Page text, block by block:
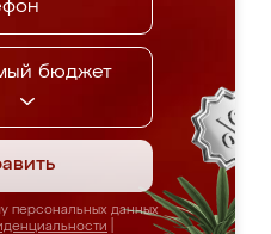
бюджет
персональных данных